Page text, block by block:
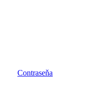
Contraseňa